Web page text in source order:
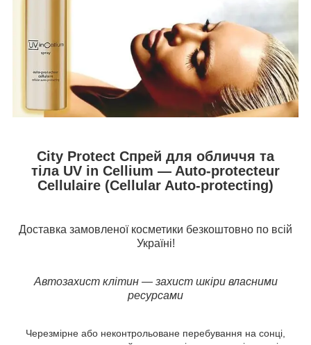
City Protect Спрей для обличчя та
тіла UV in Cellium ― Auto-protecteur
Cellulaire (Cellular Auto-protecting)
Доставка замовленої косметики безкоштовно по всій
Україні!
Автозахист клітин — захист шкіри власними
ресурсами
Черезмірне або неконтрольоване перебування на сонці,